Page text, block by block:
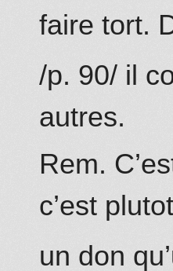
faire tort.
/p. 90/ il
autres.
Rem.
c’est plutot
un don